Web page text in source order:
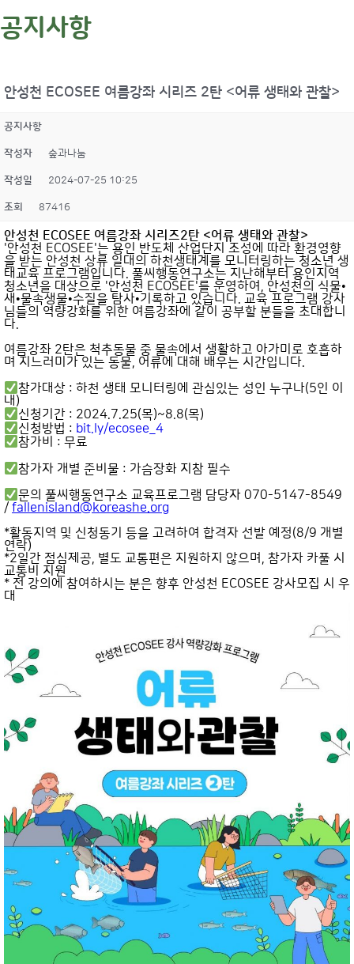
공지사항
안성천 ECOSEE 여름강좌 시리즈 2탄 <어류 생태와 관찰>
공지사항
작성자 숲과나눔
작성일 2024-07-25 10:25
조회 87416
안성천 ECOSEE 여름강좌 시리즈2탄 <어류 생태와 관찰>
'안성천 ECOSEE'는 용인 반도체 산업단지 조성에 따라 환경영향
을 받는 안성천 상류 일대의 하천생태계를 모니터링하는 청소년 생
태교육 프로그램입니다. 풀씨행동연구소는 지난해부터 용인지역
청소년을 대상으로 '안성천 ECOSEE'를 운영하여, 안성천의 식물•
새•물속생물•수질을 탐사•기록하고 있습니다. 교육 프로그램 강사
님들의 역량강화를 위한 여름강좌에 같이 공부할 분들을 초대합니
다.
여름강좌 2탄은 척추동물 중 물속에서 생활하고 아가미로 호흡하
며 지느러미가 있는 동물, 어류에 대해 배우는 시간입니다.
참가대상 : 하천 생태 모니터링에 관심있는 성인 누구나(5인 이
내)
신청기간 : 2024.7.25(목)~8.8(목)
신청방법 : bit.ly/ecosee_4
참가비 : 무료
참가자 개별 준비물 : 가슴장화 지참 필수
문의 풀씨행동연구소 교육프로그램 담당자 070-5147-8549
/ fallenisland@koreashe.org
*활동지역 및 신청동기 등을 고려하여 합격자 선발 예정(8/9 개별
연락)
*2일간 점심제공, 별도 교통편은 지원하지 않으며, 참가자 카풀 시
교통비 지원
* 전 강의에 참여하시는 분은 향후 안성천 ECOSEE 강사모집 시 우
대